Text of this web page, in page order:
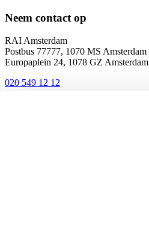
Neem contact op
RAI Amsterdam
Postbus 77777, 1070 MS Amsterdam
Europaplein 24, 1078 GZ Amsterdam
020 549 12 12